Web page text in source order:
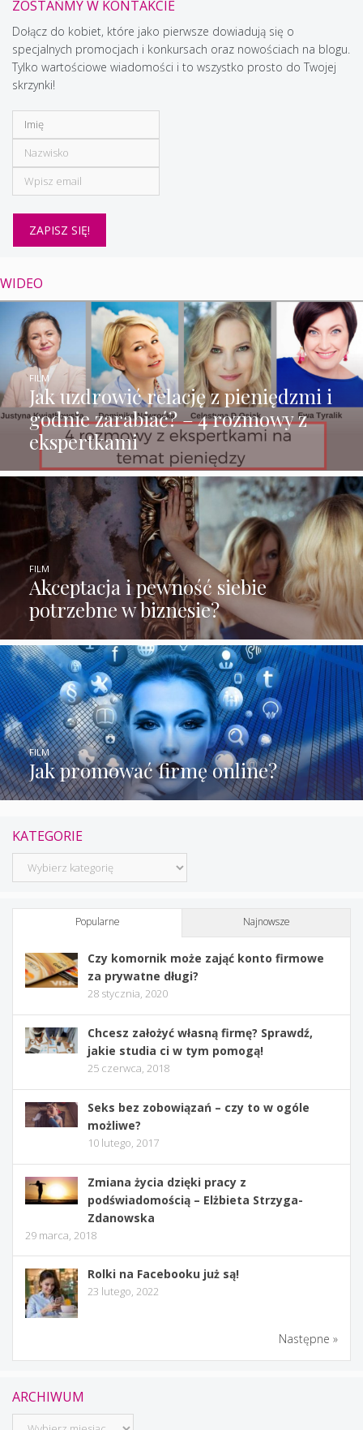
ZOSTAŃMY W KONTAKCIE
Dołącz do kobiet, które jako pierwsze dowiadują się o
specjalnych promocjach i konkursach oraz nowościach na blogu.
Tylko wartościowe wiadomości i to wszystko prosto do Twojej
skrzynki!
WIDEO
Jak uzdrowić relację z pieniędzmi i
godnie zarabiać? – 4 rozmowy z
ekspertkami
FILM
Akceptacja i pewność siebie
potrzebne w biznesie?
FILM
Jak promować firmę online?
FILM
KATEGORIE
Kategorie
Popularne Najnowsze
Czy komornik może zająć konto firmowe
za prywatne długi?
28 stycznia, 2020
Chcesz założyć własną firmę? Sprawdź,
jakie studia ci w tym pomogą!
25 czerwca, 2018
Seks bez zobowiązań – czy to w ogóle
możliwe?
10 lutego, 2017
Zmiana życia dzięki pracy z
podświadomością – Elżbieta Strzyga-
Zdanowska
29 marca, 2018
Rolki na Facebooku już są!
23 lutego, 2022
Następne »
ARCHIWUM
Archiwum